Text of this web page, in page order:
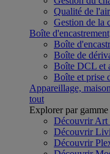
Qualité de l'air
Gestion de la
Boîte
Boîte
Boîte de
Boîte DCL et
Boîte et prise
Appareillage,
tout
Explorer par gamme
Découvrir Art
Découvrir
Découvrir